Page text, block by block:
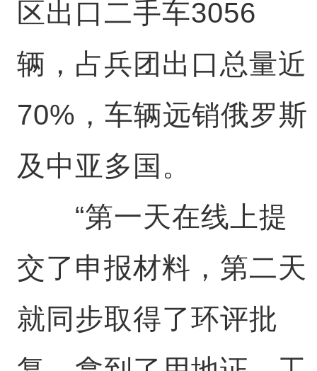
区出口二手车3056
辆，占兵团出口总量近
70%，车辆远销俄罗斯
及中亚多国。
“第一天在线上提
交了申报材料，第二天
就同步取得了环评批